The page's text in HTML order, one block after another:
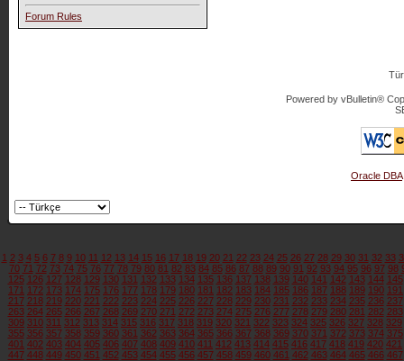
Forum Rules
Powered by vBulletin®
Oracle DBA
1 2 3 4 5 6 7 8 9 10 11 12 13 14 15 16 17 18 19 20 21 22 23 24 25 26 27 28 29 30 31 32 33
70 71 72 73 74 75 76 77 78 79 80 81 82 83 84 85 86 87 88 89 90 91 92 93 94 95 96 97 98
125 126 127 128 129 130 131 132 133 134 135 136 137 138 139 140 141 142 143 144 145
171 172 173 174 175 176 177 178 179 180 181 182 183 184 185 186 187 188 189 190 191
217 218 219 220 221 222 223 224 225 226 227 228 229 230 231 232 233 234 235 236 237
263 264 265 266 267 268 269 270 271 272 273 274 275 276 277 278 279 280 281 282 283
309 310 311 312 313 314 315 316 317 318 319 320 321 322 323 324 325 326 327 328 329
355 356 357 358 359 360 361 362 363 364 365 366 367 368 369 370 371 372 373 374 375
401 402 403 404 405 406 407 408 409 410 411 412 413 414 415 416 417 418 419 420 421
447 448 449 450 451 452 453 454 455 456 457 458 459 460 461 462 463 464 465 466 467